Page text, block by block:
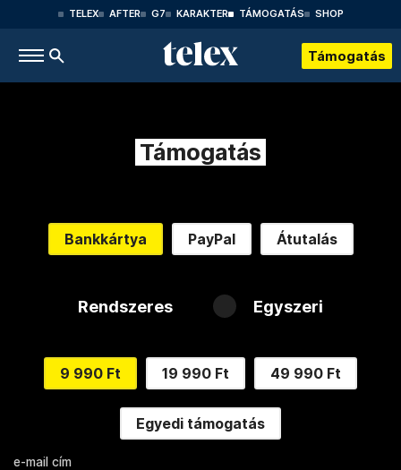
TELEX AFTER G7 KARAKTER TÁMOGATÁS SHOP
Támogatás
Támogatás
Bankkártya PayPal Átutalás
Rendszeres Egyszeri
9 990 Ft 19 990 Ft 49 990 Ft
Egyedi támogatás
e-mail cím